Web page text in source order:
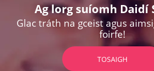
Ag lorg suíomh Daidí
Glac tráth na gceist agus
foirfe!
TOSAIGH